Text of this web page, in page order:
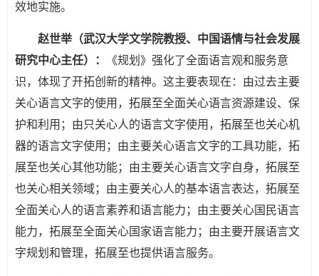
效地实施。
赵世举（武汉大学文学院教授、中国语情与社会发展
研究中心主任）：
《规划》强化了全面语言观和服务意
识，体现了开拓创新的精神。这主要表现在：由过去主要
关心语言文字的使用，拓展至全面关心语言资源建设、保
护和利用；由只关心人的语言文字使用，拓展至也关心机
器的语言文字使用；由主要关心语言文字的工具功能，拓
展至也关心其他功能；由主要关心语言文字自身，拓展至
也关心相关领域；由主要关心人的基本语言表达，拓展至
全面关心人的语言素养和语言能力；由主要关心国民语言
能力，拓展至全面关心国家语言能力；由主要开展语言文
字规划和管理，拓展至也提供语言服务。